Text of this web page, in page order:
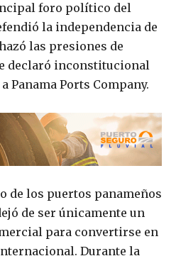
foro político del
la independencia de
las presiones de
declaró inconstitucional
Panama Ports Company.
de los puertos panameños
de ser únicamente un
para convertirse en
Durante la